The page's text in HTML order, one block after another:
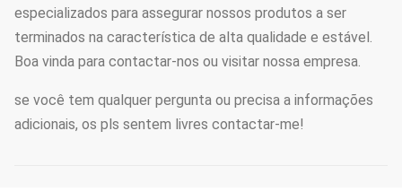
especializados para assegurar nossos produtos a ser
terminados na característica de alta qualidade e estável.
Boa vinda para contactar-nos ou visitar nossa empresa.
se você tem qualquer pergunta ou precisa a informações
adicionais, os pls sentem livres contactar-me!